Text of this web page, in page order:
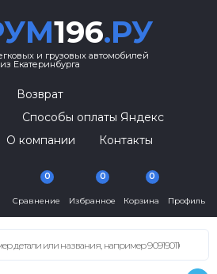
196.РУ
и грузовых автомобилей
из Екатеринбурга
Возврат
Способы оплаты Яндекс
О компании Контакты
Сравнение
0
Избранное
0
Корзина
0
Профиль